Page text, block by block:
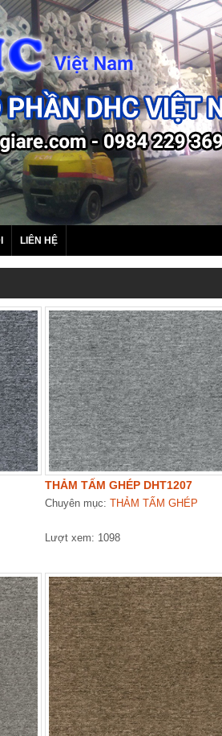
LIÊN HỆ
THẢM TẤM GHÉP DHT1207
Chuyên mục: THẢM TẤM GHÉP
Lượt xem: 1098